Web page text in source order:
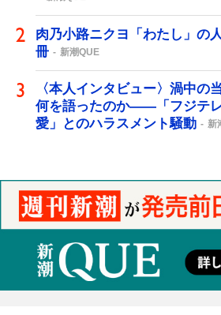
肉乃小路ニクヨ「わたし」の
冊
新潮QUE
〈本人インタビュー〉渦中の
何を語ったのか――「フジテ
愛」とのハラスメント騒動
新